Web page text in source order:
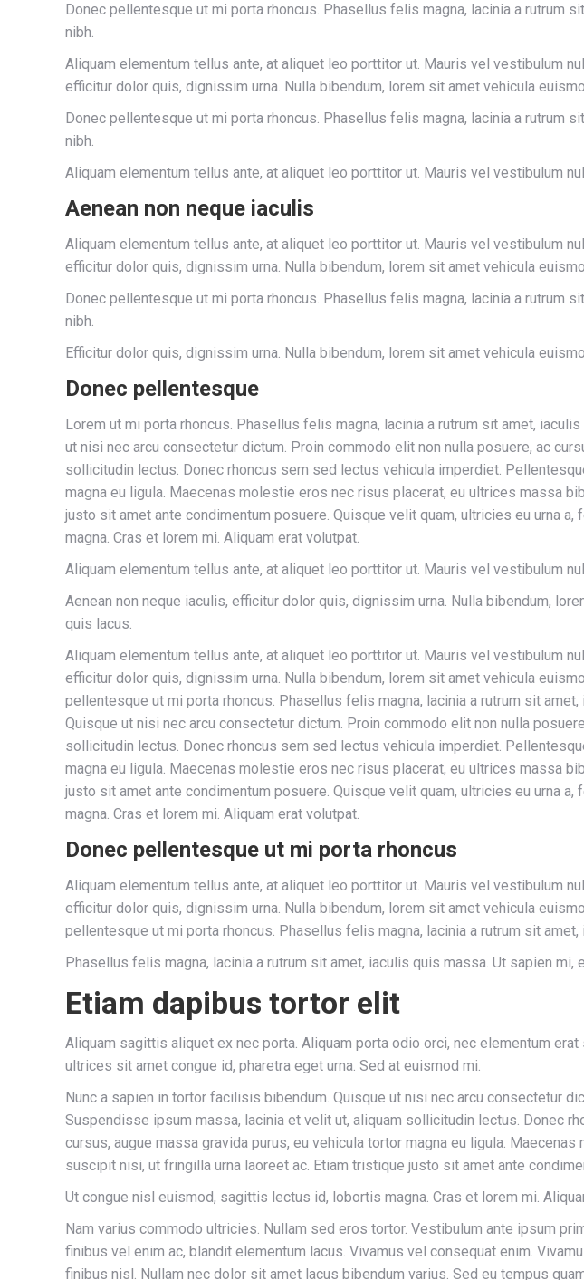
Donec pellentesque ut mi porta rhoncus. Phasellus felis magna, lacinia a rutrum
nibh.
Aliquam elementum tellus ante, at aliquet leo porttitor ut. Mauris vel vestibulum
efficitur dolor quis, dignissim urna. Nulla bibendum, lorem sit amet vehicula
Donec pellentesque ut mi porta rhoncus. Phasellus felis magna, lacinia a rutrum
nibh.
Aliquam elementum tellus ante, at aliquet leo porttitor ut. Mauris vel vestibulum
Aenean non neque iaculis
Aliquam elementum tellus ante, at aliquet leo porttitor ut. Mauris vel vestibulum
efficitur dolor quis, dignissim urna. Nulla bibendum, lorem sit amet vehicula
Donec pellentesque ut mi porta rhoncus. Phasellus felis magna, lacinia a rutrum
nibh.
Efficitur dolor quis, dignissim urna. Nulla bibendum, lorem sit amet vehicula
Donec pellentesque
Lorem ut mi porta rhoncus. Phasellus felis magna, lacinia a rutrum sit amet,
ut nisi nec arcu consectetur dictum. Proin commodo elit non nulla posuere, ac
sollicitudin lectus. Donec rhoncus sem sed lectus vehicula imperdiet.
magna eu ligula. Maecenas molestie eros nec risus placerat, eu ultrices massa
justo sit amet ante condimentum posuere. Quisque velit quam, ultricies eu urna
magna. Cras et lorem mi. Aliquam erat volutpat.
Aliquam elementum tellus ante, at aliquet leo porttitor ut. Mauris vel vestibulum
Aenean non neque iaculis, efficitur dolor quis, dignissim urna. Nulla bibendum,
quis lacus.
Aliquam elementum tellus ante, at aliquet leo porttitor ut. Mauris vel vestibulum
efficitur dolor quis, dignissim urna. Nulla bibendum, lorem sit amet vehicula
pellentesque ut mi porta rhoncus. Phasellus felis magna, lacinia a rutrum sit
Quisque ut nisi nec arcu consectetur dictum. Proin commodo elit non nulla
sollicitudin lectus. Donec rhoncus sem sed lectus vehicula imperdiet.
magna eu ligula. Maecenas molestie eros nec risus placerat, eu ultrices massa
justo sit amet ante condimentum posuere. Quisque velit quam, ultricies eu urna
magna. Cras et lorem mi. Aliquam erat volutpat.
Donec pellentesque ut mi porta rhoncus
Aliquam elementum tellus ante, at aliquet leo porttitor ut. Mauris vel vestibulum
efficitur dolor quis, dignissim urna. Nulla bibendum, lorem sit amet vehicula
pellentesque ut mi porta rhoncus. Phasellus felis magna, lacinia a rutrum sit
Phasellus felis magna, lacinia a rutrum sit amet, iaculis quis massa. Ut sapien
Etiam dapibus tortor elit
Aliquam sagittis aliquet ex nec porta. Aliquam porta odio orci, nec elementum
ultrices sit amet congue id, pharetra eget urna. Sed at euismod mi.
Nunc a sapien in tortor facilisis bibendum. Quisque ut nisi nec arcu consectetur
Suspendisse ipsum massa, lacinia et velit ut, aliquam sollicitudin lectus. Donec
cursus, augue massa gravida purus, eu vehicula tortor magna eu ligula.
suscipit nisi, ut fringilla urna laoreet ac. Etiam tristique justo sit amet ante
Ut congue nisl euismod, sagittis lectus id, lobortis magna. Cras et lorem mi.
Nam varius commodo ultricies. Nullam sed eros tortor. Vestibulum ante ipsum
finibus vel enim ac, blandit elementum lacus. Vivamus vel consequat enim.
finibus nisl. Nullam nec dolor sit amet lacus bibendum varius. Sed eu tempus